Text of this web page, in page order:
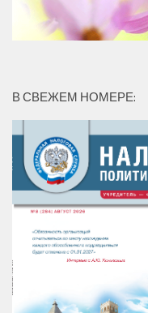
В СВЕЖЕМ НОМЕРЕ: